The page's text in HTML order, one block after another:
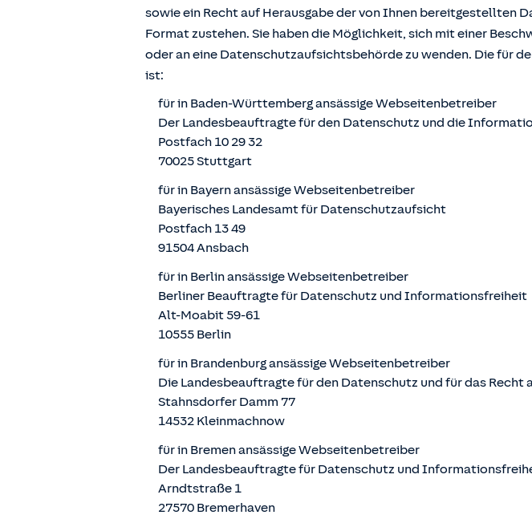
sowie ein Recht auf Herausgabe der von Ihnen bereitgestellten
Format zustehen. Sie haben die Möglichkeit, sich mit einer
oder an eine Datenschutzaufsichtsbehörde zu wenden. Die für
ist:
für in Baden-Württemberg ansässige Webseitenbetreiber
Der Landesbeauftragte für den Datenschutz und die
Postfach 10 29 32
70025 Stuttgart
für in Bayern ansässige Webseitenbetreiber
Bayerisches Landesamt für Datenschutzaufsicht
Postfach 13 49
91504 Ansbach
für in Berlin ansässige Webseitenbetreiber
Berliner Beauftragte für Datenschutz und Informationsfreiheit
Alt-Moabit 59-61
10555 Berlin
für in Brandenburg ansässige Webseitenbetreiber
Die Landesbeauftragte für den Datenschutz und für das Recht
Stahnsdorfer Damm 77
14532 Kleinmachnow
für in Bremen ansässige Webseitenbetreiber
Der Landesbeauftragte für Datenschutz und
Arndtstraße 1
27570 Bremerhaven